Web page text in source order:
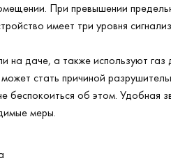
При превышении
имеет три уровня
на даче, а также используют
стать причиной
беспокоиться об этом. Удобная
меры.